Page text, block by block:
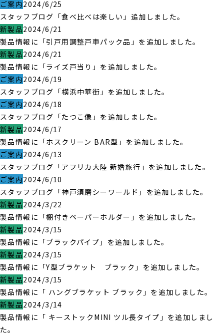
ご案内2024/6/25
スタッフブログ「食べ比べは楽しい」追加しました。
新製品2024/6/21
製品情報に「引戸用調整戸車パック品」を追加しました。
新製品2024/6/21
製品情報に「ライズ戸当り」を追加しました。
ご案内2024/6/19
スタッフブログ「横浜中華街」を追加しました。
ご案内2024/6/18
スタッフブログ「たつこ像」を追加しました。
新製品2024/6/17
製品情報に「ホスクリーン BAR型」を追加しました。
ご案内2024/6/13
スタッフブログ「アフリカ大陸 新婚旅行」を追加しました。
ご案内2024/6/10
スタッフブログ「神戸須磨シーワールド」を追加しました。
新製品2024/3/22
製品情報に「棚付きペーパーホルダー」を追加しました。
新製品2024/3/15
製品情報に「ブラックパイプ」を追加しました。
新製品2024/3/15
製品情報に「Y型ブラケット ブラック」を追加しました。
新製品2024/3/15
製品情報に「 ハングブラケット ブラック」を追加しました。
新製品2024/3/14
製品情報に「 キーストックMINI ツル長タイプ」を追加しまし
た。